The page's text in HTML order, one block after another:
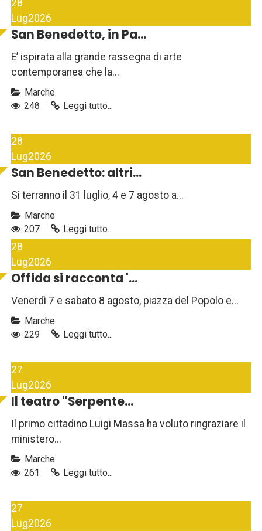
28
Lug2026
San Benedetto, in Pa...
E’ ispirata alla grande rassegna di arte
contemporanea che la...
Marche
248
Leggi tutto...
28
Lug2026
San Benedetto: altri...
Si terranno il 31 luglio, 4 e 7 agosto a...
Marche
207
Leggi tutto...
28
Lug2026
Offida si racconta '...
Venerdì 7 e sabato 8 agosto, piazza del Popolo e...
Marche
229
Leggi tutto...
27
Lug2026
Il teatro ''Serpente...
Il primo cittadino Luigi Massa ha voluto ringraziare il
ministero...
Marche
261
Leggi tutto...
27
Lug2026